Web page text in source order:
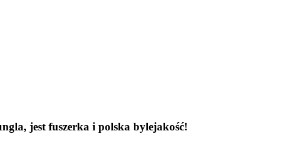
jest fuszerka i polska bylejakość!